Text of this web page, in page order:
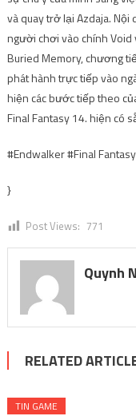
và quay trở lại Azdaja. Nội
người chơi vào chính Void
Buried Memory, chương
phát hành trực tiếp vào
hiện các bước tiếp theo
Final Fantasy 14. hiện có
#Endwalker #Final
}
Post Views: 771
Quynh
RELATED
TIN GAME